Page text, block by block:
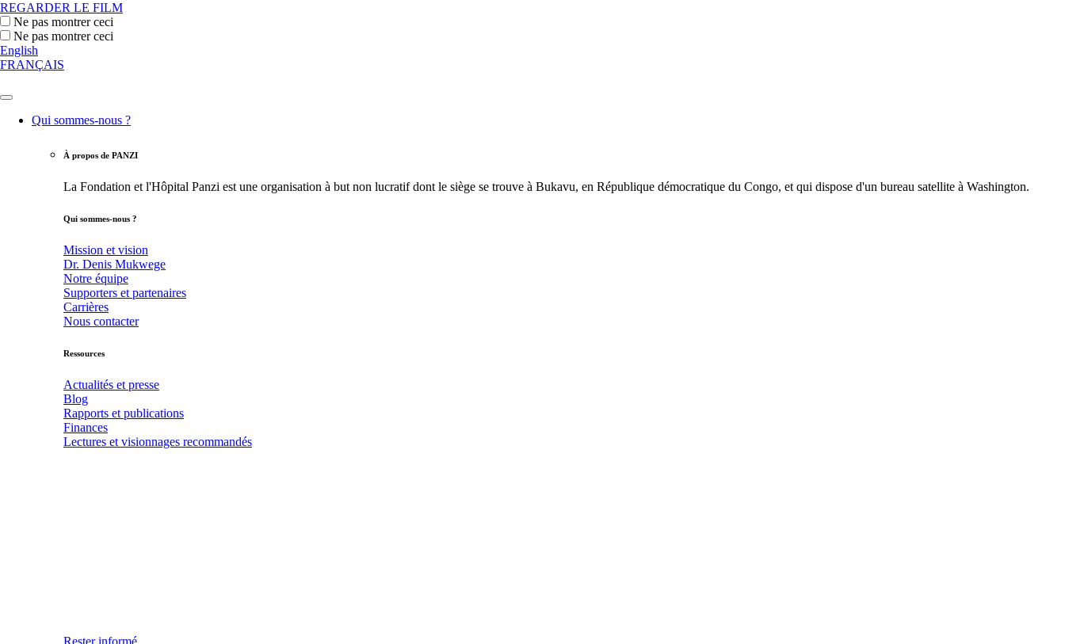
REGARDER LE FILM
Ne pas montrer ceci
Ne pas montrer ceci
English
FRANÇAIS
Qui sommes-nous ?
À propos de PANZI
La Fondation et l'Hôpital Panzi est une organisation à but non lucratif dont le siège se trouve à Bukavu, en République démocratique du Congo, et qui dispose d'un bureau satellite à Washington.
Qui sommes-nous ?
Mission et vision
Dr. Denis Mukwege
Notre équipe
Supporters et partenaires
Carrières
Nous contacter
Ressources
Actualités et presse
Blog
Rapports et publications
Finances
Lectures et visionnages recommandés
Rester informé